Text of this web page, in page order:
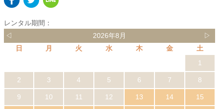
レンタル期間：
◁
2026年8月
▷
日
月 火 水 木 金
土
1
2 3 4 5 6 7 8
9 10 11 12 13 14 15